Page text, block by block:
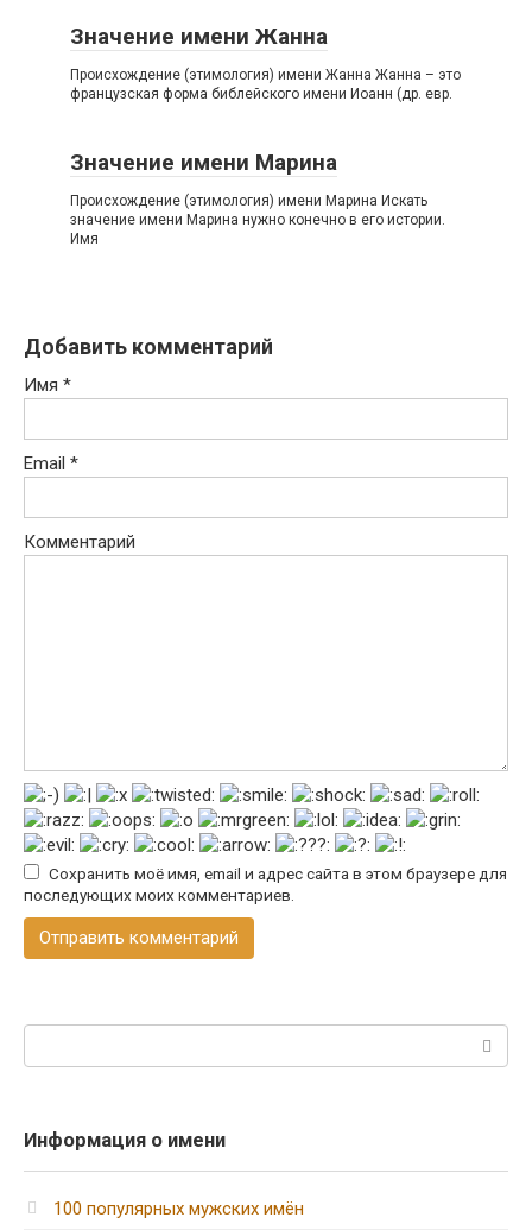
Значение имени Жанна
Происхождение (этимология) имени Жанна Жанна – это
французская форма библейского имени Иоанн (др. евр.
Значение имени Марина
Происхождение (этимология) имени Марина Искать
значение имени Марина нужно конечно в его истории.
Имя
Добавить комментарий
Имя *
Email *
Комментарий
Сохранить моё имя, email и адрес сайта в этом браузере для
последующих моих комментариев.
Поиск:
Информация о имени
100 популярных мужских имён